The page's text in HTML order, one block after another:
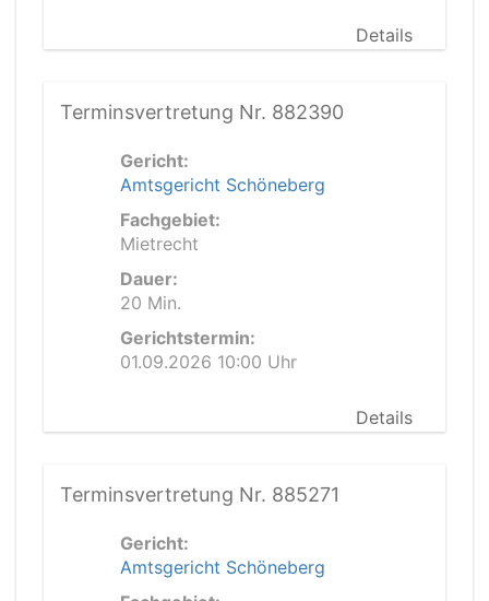
Details
Terminsvertretung Nr. 882390
Gericht:
Amtsgericht Schöneberg
Fachgebiet:
Mietrecht
Dauer:
20 Min.
Gerichtstermin:
01.09.2026 10:00 Uhr
Details
Terminsvertretung Nr. 885271
Gericht:
Amtsgericht Schöneberg